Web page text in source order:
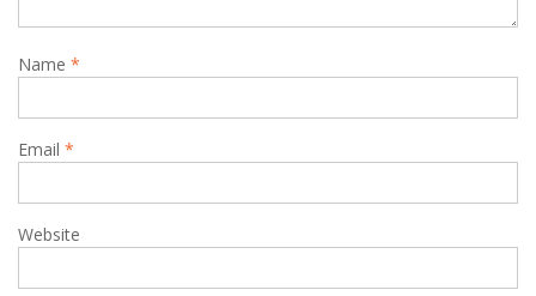
Name *
Email *
Website